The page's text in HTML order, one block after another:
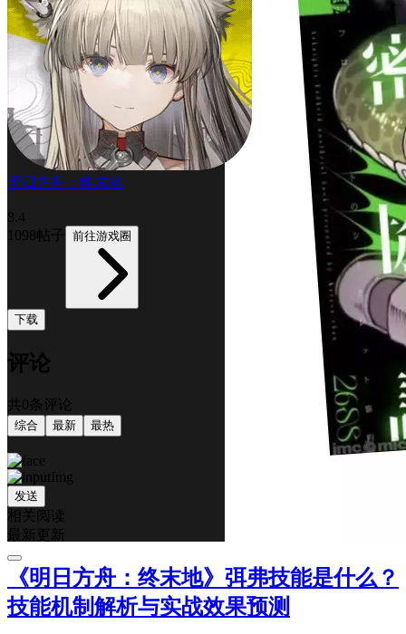
明日方舟：终末地
8.4
1098帖子
前往游戏圈
下载
评论
共0条评论
综合 最新 最热
发送
相关阅读
最新更新
《明日方舟：终末地》弭弗技能是什么？
技能机制解析与实战效果预测